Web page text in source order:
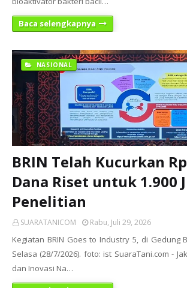
Baca selengkapnya
NASIONAL
BRIN Telah Kucurkan
Dana Riset untuk 1.900
Penelitian
SUARATANICOM Rabu, Juli 29, 2026
Kegiatan BRIN Goes to Industry 5, di Gedung
Selasa (28/7/2026). foto: ist SuaraTani.com -
dan Inovasi Na…